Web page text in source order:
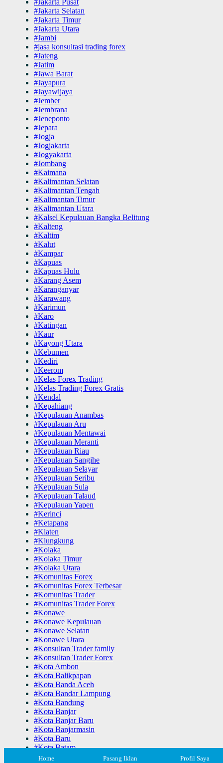
#Jakarta Selatan
#Jakarta Timur
#Jakarta Utara
#Jambi
#jasa konsultasi trading forex
#Jateng
#Jatim
#Jawa Barat
#Jayapura
#Jayawijaya
#Jember
#Jembrana
#Jeneponto
#Jepara
#Jogja
#Jogjakarta
#Jogyakarta
#Jombang
#Kaimana
#Kalimantan Selatan
#Kalimantan Tengah
#Kalimantan Timur
#Kalimantan Utara
#Kalsel Kepulauan Bangka Belitung
#Kalteng
#Kaltim
#Kalut
#Kampar
#Kapuas
#Kapuas Hulu
#Karang Asem
#Karanganyar
#Karawang
#Karimun
#Karo
#Katingan
#Kaur
#Kayong Utara
#Kebumen
#Kediri
#Keerom
#Kelas Forex Trading
#Kelas Trading Forex Gratis
#Kendal
#Kepahiang
#Kepulauan Anambas
#Kepulauan Aru
#Kepulauan Mentawai
#Kepulauan Meranti
#Kepulauan Riau
#Kepulauan Sangihe
#Kepulauan Selayar
#Kepulauan Seribu
#Kepulauan Sula
#Kepulauan Talaud
#Kepulauan Yapen
#Kerinci
#Ketapang
#Klaten
#Klungkung
#Kolaka
#Kolaka Timur
#Kolaka Utara
#Komunitas Forex
#Komunitas Forex Terbesar
#Komunitas Trader
#Komunitas Trader Forex
#Konawe
#Konawe Kepulauan
#Konawe Selatan
#Konawe Utara
#Konsultan Trader family
#Konsultan Trader Forex
#Kota Ambon
#Kota Balikpapan
#Kota Banda Aceh
#Kota Bandar Lampung
#Kota Bandung
#Kota Banjar
#Kota Banjar Baru
#Kota Banjarmasin
#Kota Baru
#Kota Batam
#Kota Batu
Home Pasang Iklan Profil Saya